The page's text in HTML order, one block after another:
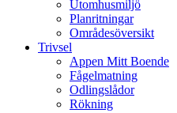
Utomhusmiljö
Planritningar
Områdesöversikt
Trivsel
Appen Mitt Boende
Fågelmatning
Odlingslådor
Rökning